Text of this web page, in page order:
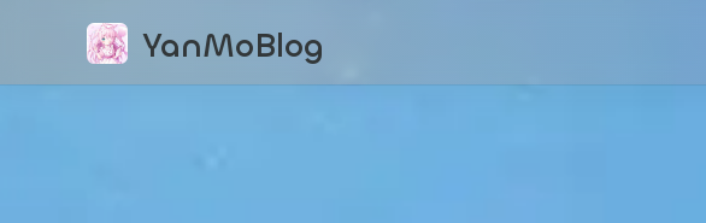
YanMoBlog